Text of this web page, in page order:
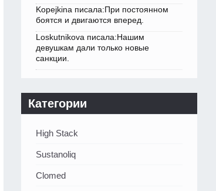
Kopejkina писала:При постоянном
боятся и двигаются вперед.
Loskutnikova писала:Нашим
девушкам дали только новые
санкции.
Категории
High Stack
Sustanoliq
Clomed